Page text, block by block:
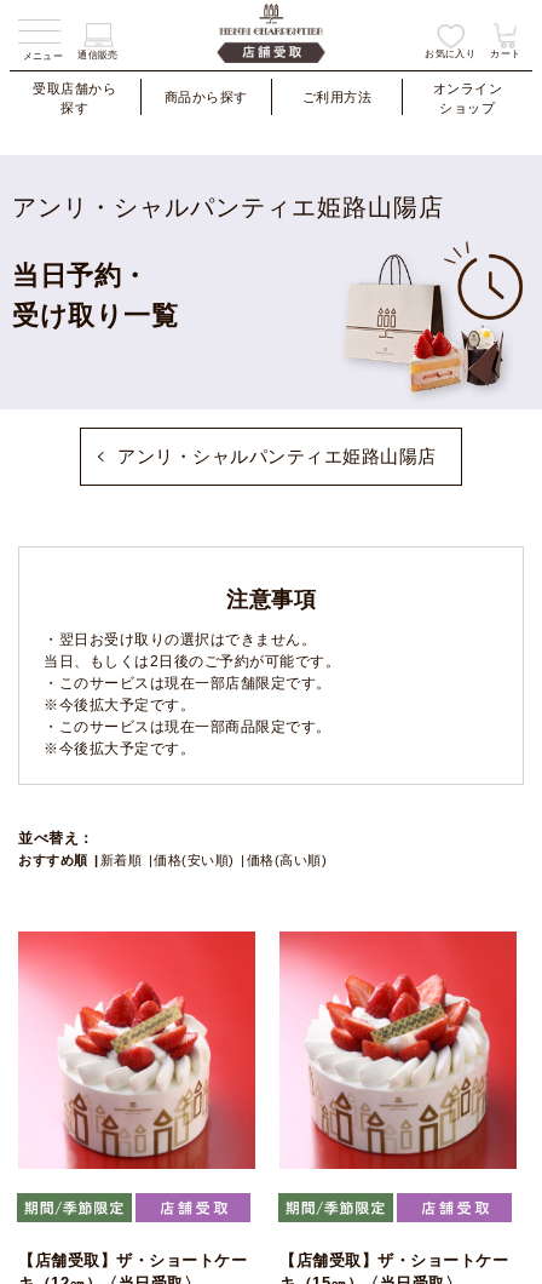
メニュー 通信販売 お気に入り カート
受取店舗から
探す
商品から探す ご利用方法
オンライン
ショップ
アンリ・シャルパンティエ姫路山陽店
当日予約・
受け取り一覧
アンリ・シャルパンティエ姫路山陽店
注意事項
・翌日お受け取りの選択はできません。
当日、もしくは2日後のご予約が可能です。
・このサービスは現在一部店舗限定です。
※今後拡大予定です。
・このサービスは現在一部商品限定です。
※今後拡大予定です。
並べ替え：
おすすめ順 新着順 価格(安い順) 価格(高い順)
【店舗受取】ザ・ショートケー
【店舗受取】ザ・ショートケー